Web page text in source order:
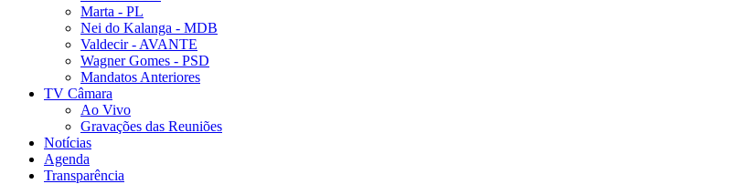
Marta - PL
Nei do Kalanga - MDB
Valdecir - AVANTE
Wagner Gomes - PSD
Mandatos Anteriores
TV Câmara
Ao Vivo
Gravações das Reuniões
Notícias
Agenda
Transparência